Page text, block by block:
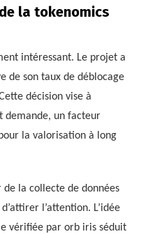
la tokenomics
intéressant. Le projet a
de son taux de déblocage
décision vise à
demande, un facteur
la valorisation à long
la collecte de données
l’attention. L’idée
vérifiée par orb iris séduit